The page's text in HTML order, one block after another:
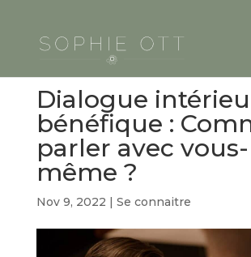
Dialogue
bénéfique :
parler avec vous-
même ?
Nov 9, 2022 | Se connaitre